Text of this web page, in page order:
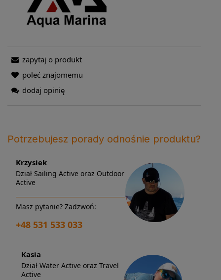
zapytaj o produkt
poleć znajomemu
dodaj opinię
Potrzebujesz porady odnośnie produktu?
Krzysiek
Dział Sailing Active oraz Outdoor
Active
Masz pytanie? Zadzwoń:
+48 531 533 033
Kasia
Dział Water Active oraz Travel
Active